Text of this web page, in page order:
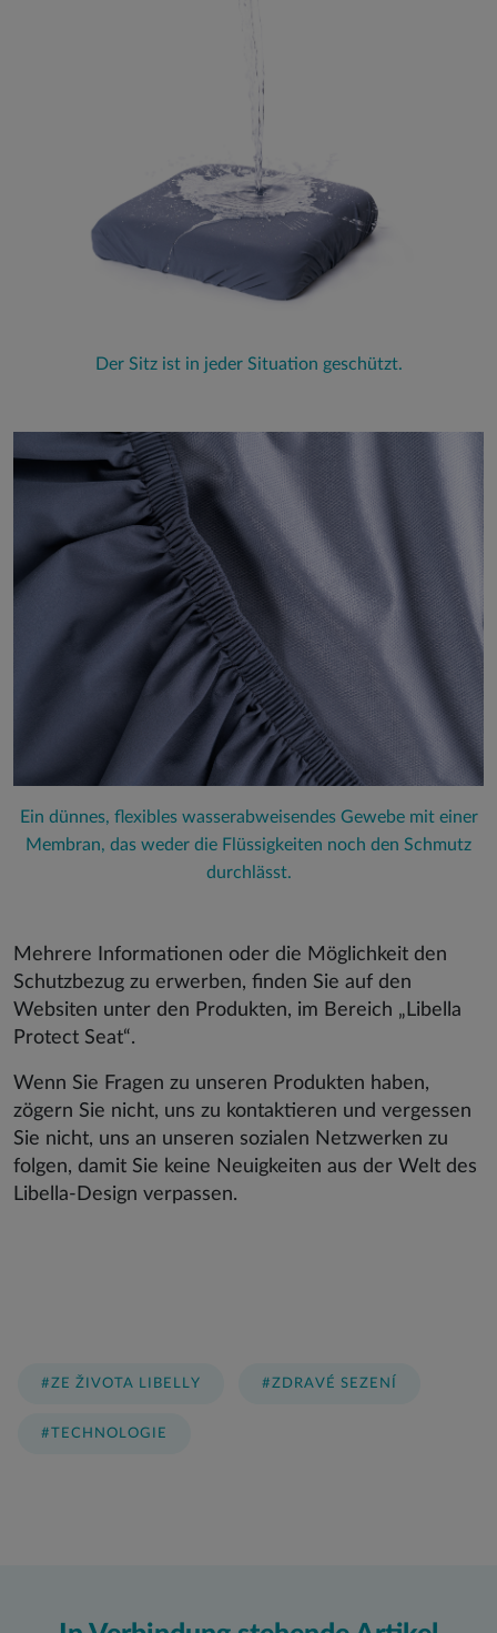
Der Sitz ist in jeder Situation geschützt.
Ein dünnes, flexibles wasserabweisendes Gewebe mit einer
Membran, das weder die Flüssigkeiten noch den Schmutz
durchlässt.
Mehrere Informationen oder die Möglichkeit den
Schutzbezug zu erwerben, finden Sie auf den
Websiten unter den Produkten, im Bereich „Libella
Protect Seat“.
Wenn Sie Fragen zu unseren Produkten haben,
zögern Sie nicht, uns zu kontaktieren und vergessen
Sie nicht, uns an unseren sozialen Netzwerken zu
folgen, damit Sie keine Neuigkeiten aus der Welt des
Libella-Design verpassen.
#ZE ŽIVOTA LIBELLY #ZDRAVÉ SEZENÍ
#TECHNOLOGIE